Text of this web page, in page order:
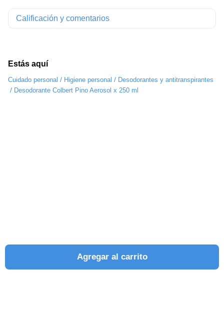
Estás aquí
Cuidado personal / Higiene personal / Desodorantes y antitranspirantes
/ Desodorante Colbert Pino Aerosol x 250 ml
Agregar al carrito
Calificación y comentarios